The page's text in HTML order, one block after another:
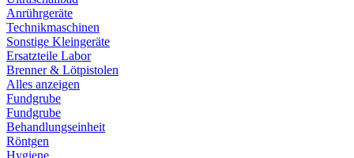
Anrührgeräte
Technikmaschinen
Sonstige Kleingeräte
Ersatzteile Labor
Brenner & Lötpistolen
Alles anzeigen
Fundgrube
Fundgrube
Behandlungseinheit
Röntgen
Hygiene